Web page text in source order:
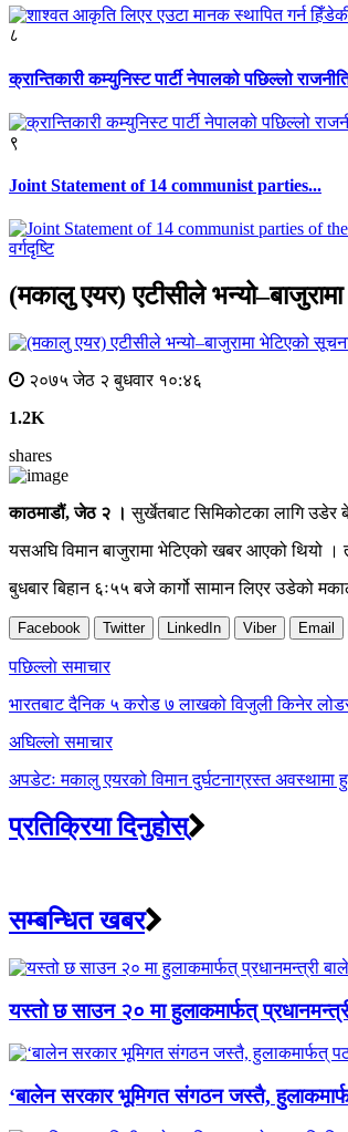
८
क्रान्तिकारी कम्युनिस्ट पार्टी नेपालको पछिल्लो
९
Joint Statement of 14 communist parties...
वर्गदृष्टि
(मकालु एयर) एटीसीले
२०७५ जेठ २ बुधवार १०:४६
1.2K
shares
काठमाडौं, जेठ २ । सुर्खेतबाट सिमिकोटका लागि उडेर
यसअघि विमान बाजुरामा भेटिएको खबर आएको थियो ।
बुधबार बिहान ६ः५५ बजे कार्गो सामान लिएर उडेको
Facebook Twitter LinkedIn Viber Email
Post
navigation
पछिल्लाे समाचार
भारतबाट दैनिक ५ करोड ७ लाखको विजुली किनेर
अघिल्लाे समाचार
अपडेटः मकालु एयरको विमान दुर्घटनाग्रस्त अवस्थामा
प्रतिक्रिया दिनुहोस्
सम्बन्धित खबर
यस्तो छ साउन २० मा हुलाकमार्फत्
‘बालेन सरकार भूमिगत संगठन जस्तै,